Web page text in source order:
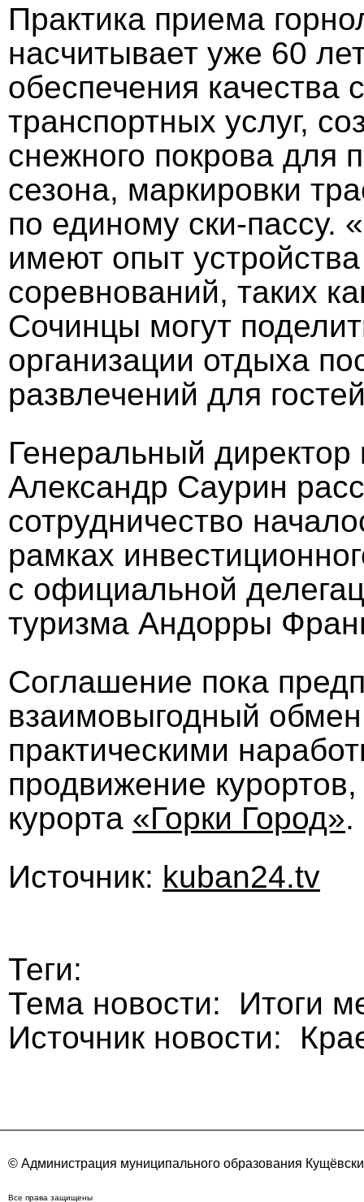
Практика приема
насчитывает уже 60
обеспечения качества
транспортных услуг,
снежного покрова для
сезона, маркировки
по единому ски-пассу.
имеют опыт
соревнований, таких
Сочинцы могут
организации отдыха
развлечений для
Генеральный директор
Александр Саурин
сотрудничество
рамках
с официальной
туризма Андорры
Соглашение пока
взаимовыгодный
практическими
продвижение
курорта «Горки Город».
Источник: kuban24.tv
Теги:
Тема новости: Итоги
Источник новости:
© Администрация муниципального образования
Все права защищены